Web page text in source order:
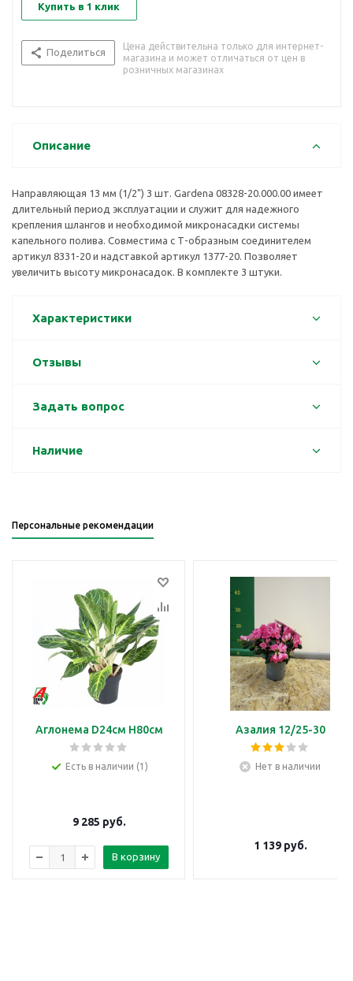
Купить в 1 клик
Поделиться
Цена действительна только для интернет-
магазина и может отличаться от цен в
розничных магазинах
Описание
Направляющая 13 мм (1/2") 3 шт. Gardena 08328-20.000.00 имеет
длительный период эксплуатации и служит для надежного
крепления шлангов и необходимой микронасадки системы
капельного полива. Совместима с Т-образным соединителем
артикул 8331-20 и надставкой артикул 1377-20. Позволяет
увеличить высоту микронасадок. В комплекте 3 штуки.
Характеристики
Отзывы
Задать вопрос
Наличие
Персональные рекомендации
Аглонема D24см H80см
Есть в наличии (1)
9 285 руб.
В корзину
Азалия 12/25-30
Нет в наличии
1 139руб.